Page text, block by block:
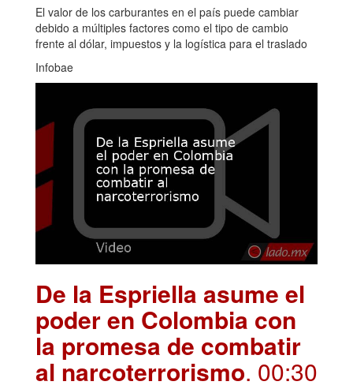
El valor de los carburantes en el país puede cambiar
debido a múltiples factores como el tipo de cambio
frente al dólar, impuestos y la logística para el traslado
Infobae
De la Espriella asume el
poder en Colombia con
la promesa de combatir
al narcoterrorismo. 00:30